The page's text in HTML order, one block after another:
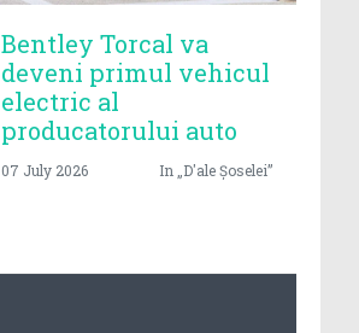
Bentley Torcal va
deveni primul vehicul
electric al
producatorului auto
07 July 2026 In „D'ale Șoselei”